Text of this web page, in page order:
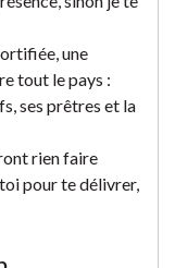
une
tout le pays :
ses prêtres et la
rien faire
pour te délivrer,